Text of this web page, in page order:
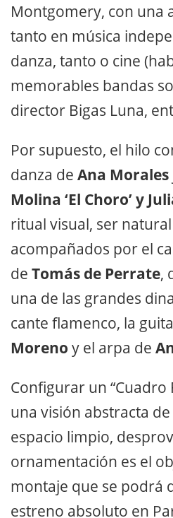
Montgomery, con una
tanto en música
danza, tanto o cine
memorables bandas
director Bigas Luna,
Por supuesto, el hilo
danza de Ana Morales
Molina ‘El Choro’ y
ritual visual, ser
acompañados por el
de Tomás de Perrate,
una de las grandes
cante flamenco, la
Moreno y el arpa de
Configurar un “Cuadro
una visión abstracta
espacio limpio,
ornamentación es el
montaje que se podrá
estreno absoluto en